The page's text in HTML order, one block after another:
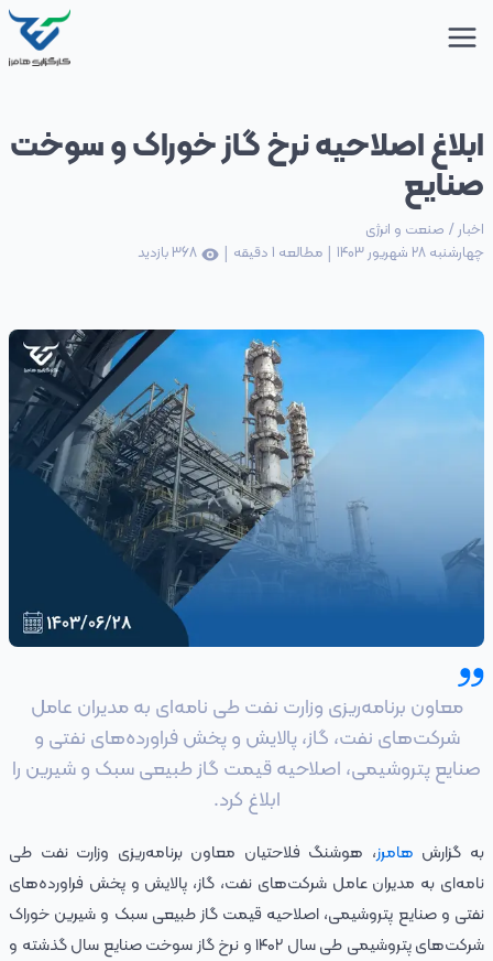
ابلاغ اصلاحیه نرخ گاز خوراک و سوخت
صنایع
اخبار / صنعت و انرژی
چهارشنبه 28 شهریور 1403
| مطالعه 1 دقیقه |
368بازدید
معاون برنامه‌ریزی وزارت نفت طی نامه‌ای به مدیران عامل
شرکت‌های نفت، گاز، پالایش و پخش فراورده‌های نفتی و
صنایع پتروشیمی، اصلاحیه قیمت گاز طبیعی سبک و شیرین را
ابلاغ کرد.
به گزارش هامرز، هوشنگ فلاحتیان معاون برنامه‌ریزی وزارت نفت طی
نامه‌ای به مدیران عامل شرکت‌های نفت، گاز، پالایش و پخش فراورده‌های
نفتی و صنایع پتروشیمی، اصلاحیه قیمت گاز طبیعی سبک و شیرین خوراک
شرکت‌های پتروشیمی طی سال ۱۴۰۲ و نرخ گاز سوخت صنایع سال گذشته و